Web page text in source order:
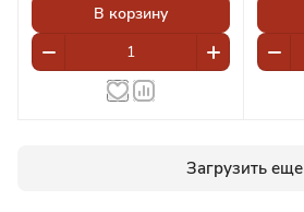
В корзину
Загрузить еще